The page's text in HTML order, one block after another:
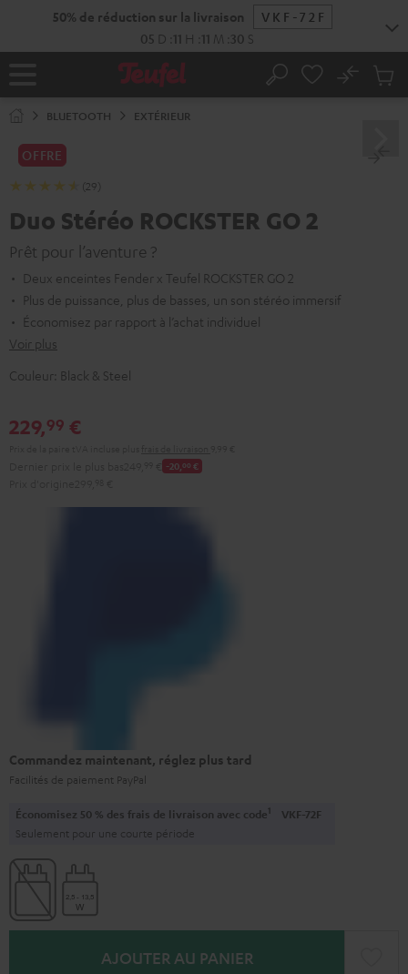
Page
Rechercher
No
BLUETOOTH EXTÉRIEUR
OFFRE
(29)
Duo Stéréo ROCKSTER GO 2
Prêt pour l’aventure ?
Deux enceintes Fender x Teufel ROCKSTER GO 2
Plus de puissance, plus de basses, un son stéréo immersif
Économisez par rapport à l’achat individuel
Voir plus
Couleur: Black & Steel
229,99 €
-20, 00 €
Commandez maintenant, réglez plus tard
Facilités de paiement PayPal
Économisez 50 % des frais de livraison avec code1 VKF-72F
Seulement pour une courte période
AJOUTER AU PANIER